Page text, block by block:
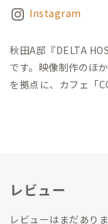
Instagram
秋田A邸『DELTA
です。 映像制作のほか
を拠点に、 カフェ「
ることで、新しい流
レビュー
レビューはまだあり